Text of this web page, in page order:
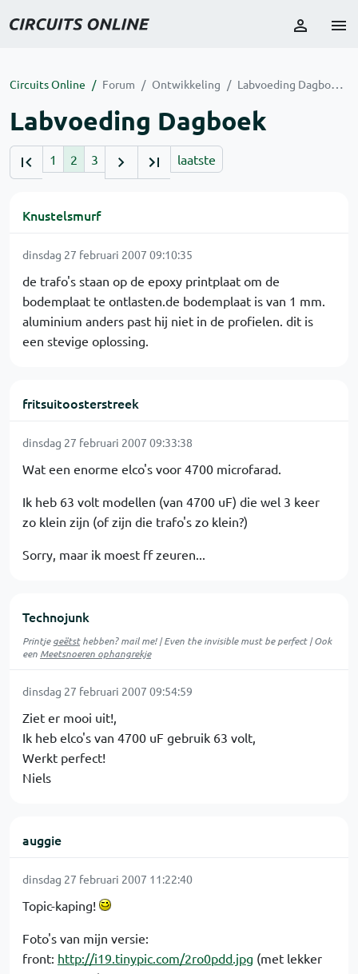
Circuits Online Forum Ontwikkeling Labvoeding Dagboek
Labvoeding Dagboek
1 2 3 laatste
Knustelsmurf
dinsdag 27 februari 2007 09:10:35
de trafo's staan op de epoxy printplaat om de
bodemplaat te ontlasten.de bodemplaat is van 1 mm.
aluminium anders past hij niet in de profielen. dit is
een stevige oplossing.
fritsuitoosterstreek
dinsdag 27 februari 2007 09:33:38
Wat een enorme elco's voor 4700 microfarad.
Ik heb 63 volt modellen (van 4700 uF) die wel 3 keer
zo klein zijn (of zijn die trafo's zo klein?)
Sorry, maar ik moest ff zeuren...
Technojunk
Printjegeëtsthebben? mail me! | Even the invisible must be perfect | Ook
een Meetsnoeren ophangrekje
dinsdag 27 februari 2007 09:54:59
Ziet er mooi uit!,
Ik heb elco's van 4700 uF gebruik 63 volt,
Werkt perfect!
Niels
auggie
dinsdag 27 februari 2007 11:22:40
Topic-kaping!
Foto's van mijn versie:
front: http://i19.tinypic.com/2ro0pdd.jpg (met lekker